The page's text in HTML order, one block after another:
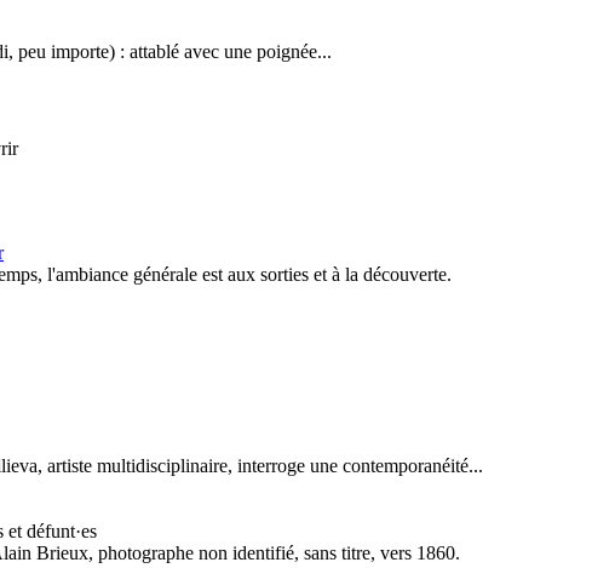
peu importe) : attablé avec une poignée...
l'ambiance générale est aux sorties et à la découverte.
artiste multidisciplinaire, interroge une contemporanéité...
Brieux, photographe non identifié, sans titre, vers 1860.